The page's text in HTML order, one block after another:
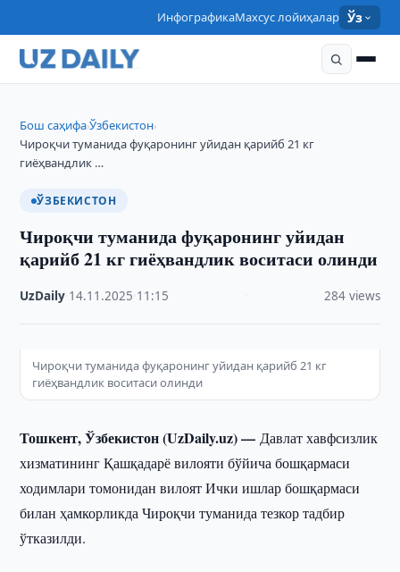
ИнфографикаМахсус лойиҳалар Ўз
Бош саҳифа›Ўзбекистон›
Чироқчи туманида фуқаронинг уйидан қарийб 21 кг
гиёҳвандлик …
ЎЗБЕКИСТОН
Чироқчи туманида фуқаронинг уйидан
қарийб 21 кг гиёҳвандлик воситаси олинди
UzDaily 14.11.2025 11:15 284 views
Чироқчи туманида фуқаронинг уйидан қарийб 21 кг
гиёҳвандлик воситаси олинди
Тошкент, Ўзбекистон (UzDaily.uz) —Давлат хавфсизлик
хизматининг Қашқадарё вилояти бўйича бошқармаси
ходимлари томонидан вилоят Ички ишлар бошқармаси
билан ҳамкорликда Чироқчи туманида тезкор тадбир
ўтказилди.